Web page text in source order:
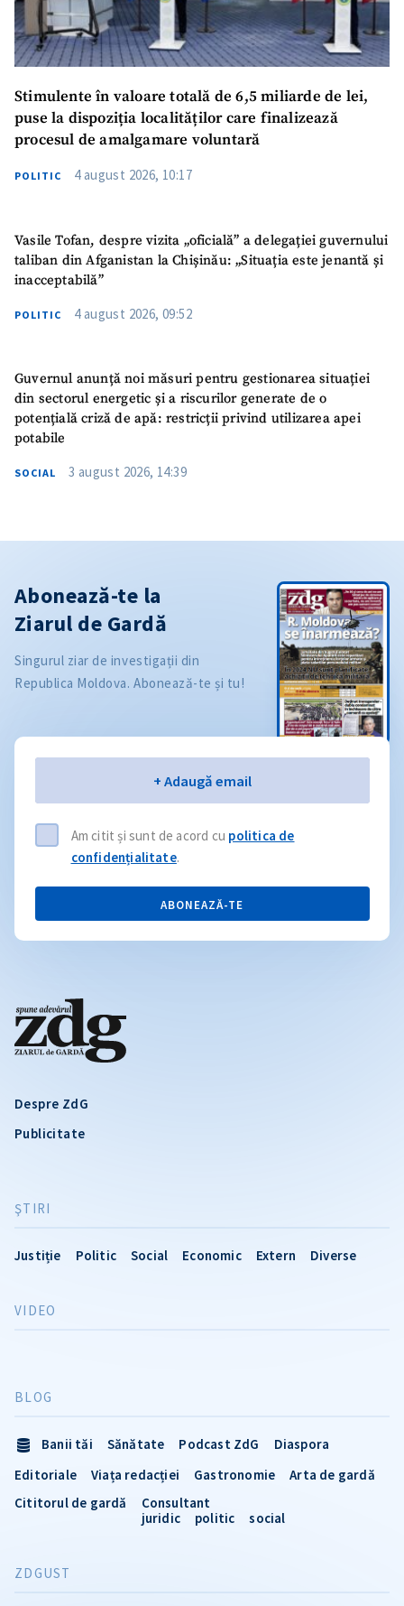
Stimulente în valoare totală de 6,5 miliarde de lei,
puse la dispoziția localităților care finalizează
procesul de amalgamare voluntară
POLITIC 4 august 2026, 10:17
Vasile Tofan, despre vizita „oficială” a delegației guvernului
taliban din Afganistan la Chișinău: „Situația este jenantă și
inacceptabilă”
POLITIC 4 august 2026, 09:52
Guvernul anunță noi măsuri pentru gestionarea situației
din sectorul energetic și a riscurilor generate de o
potențială criză de apă: restricții privind utilizarea apei
potabile
SOCIAL 3 august 2026, 14:39
Despre ZdG
Publicitate
ŞTIRI
Justiție Politic Social Economic Extern Diverse
VIDEO
BLOG
Banii tăi Sănătate Podcast ZdG
Diaspora
Editoriale
Viața redacției Gastronomie
Arta de gardă
Cititorul de gardă
Consultant
juridic
politic social
ZDGUST
Abonează-te la
Ziarul de Gardă
Singurul ziar de investigații din
Republica Moldova. Abonează-te și tu!
+ Adaugă email
Am citit și sunt de acord cu politica de
confidențialitate.
ABONEAZĂ-TE